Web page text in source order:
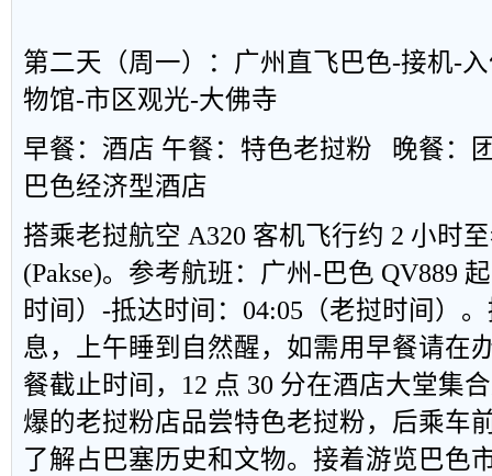
第二天（周一）：广州直飞巴色-接机-
物馆-市区观光-大佛寺
早餐：酒店 午餐：特色老挝粉
晚餐：
巴色经济型酒店
搭乘老挝航空 A320 客机飞行约 2 小时
(Pakse)。参考航班：广州-巴色 QV889
时间） -抵达时间： 04:05 （老挝时间）
息，上午睡到自然醒，如需用早餐请在
餐截止时间， 12 点 30 分在酒店大堂集
爆的老挝粉店品尝特色老挝粉，后乘车
了解占巴塞历史和文物。接着游览巴色